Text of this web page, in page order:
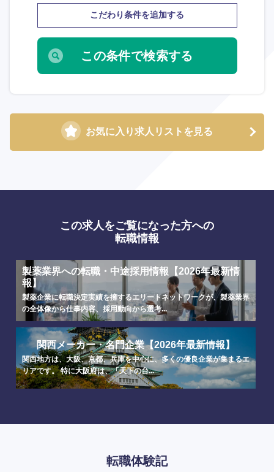
こだわり条件を追加する
お気に入り求人リストを見る
この求人をご覧になった方への
転職情報
製薬業界への転職・中途採用情報【2026年最新情
報】
製薬企業に転職決定実績を擁するエリートネットワークが、製薬業界
の全体像から仕事内容、採用動向から選考...
関西メーカー・名門企業【2026年最新情報】
関西地方は、大阪、京都、兵庫を中心に、多くの優良企業が集まるエ
リアです。 特に大阪府は、「天下の台...
転職体験記